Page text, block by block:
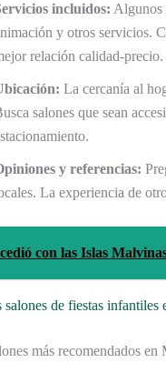
incluidos: Algunos
y otros servicios.
relación calidad-precio.
La cercanía al
salones que sean
y referencias:
La experiencia de
con las Islas
salones de fiestas infantiles
más recomendados en